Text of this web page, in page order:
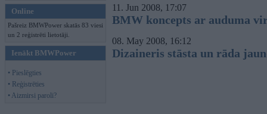
Online
Pašreiz BMWPower skatās 83 viesi
un 2 reģistrēti lietotāji.
Ienākt BMWPower
• Pieslēgties
• Reģistrēties
• Aizmirsi paroli?
11. Jun 2008, 17:07
BMW koncepts ar auduma
08. May 2008, 16:12
Dizaineris stāsta un rāda